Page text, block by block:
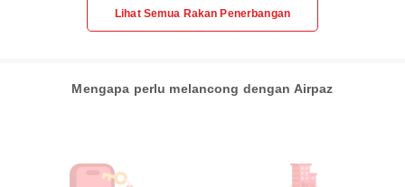
Lihat Semua Rakan Penerbangan
Mengapa perlu melancong dengan Airpaz